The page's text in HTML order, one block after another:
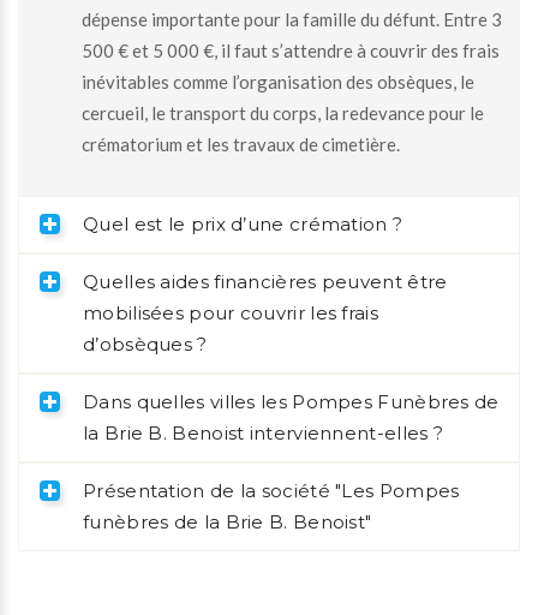
dépense importante pour la famille du défunt. Entre 3
500 € et 5 000 €, il faut s’attendre à couvrir des frais
inévitables comme l’organisation des obsèques, le
cercueil, le transport du corps, la redevance pour le
crématorium et les travaux de cimetière.
Quel est le prix d’une crémation ?
Quelles aides financières peuvent être
mobilisées pour couvrir les frais
d’obsèques ?
Dans quelles villes les Pompes Funèbres de
la Brie B. Benoist interviennent-elles ?
Présentation de la société "Les Pompes
funèbres de la Brie B. Benoist"